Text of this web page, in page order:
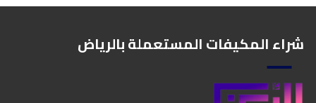
شراء المكيفات المستعملة بالرياض